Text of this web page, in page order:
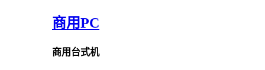
商用PC
商用台式机